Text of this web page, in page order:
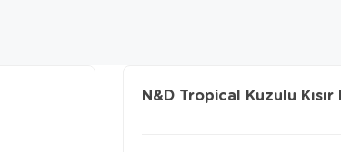
N&D Tropical Kuzulu Kısır